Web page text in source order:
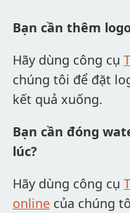
Bạn cần thêm
Hãy dùng công cụ
chúng tôi để đặt
kết quả xuống.
Bạn cần đóng
lúc?
Hãy dùng công cụ
online của chúng